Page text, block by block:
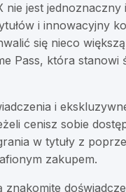
jest
i innowacyjny
się nieco
Pass, która
i
cenisz sobie
w tytuły z
zakupem.